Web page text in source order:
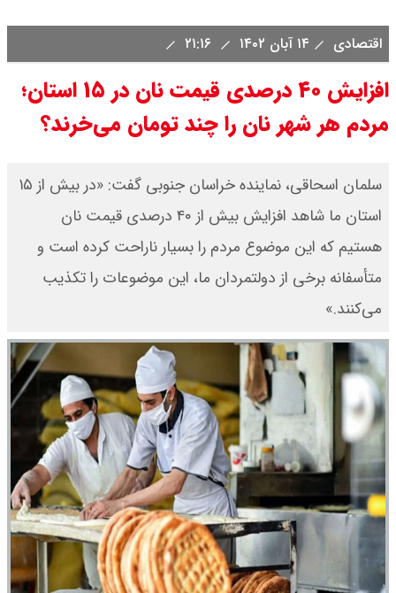
تشکیل نمی شود
ورزشگاه آزادی به نیم فصل اول لیگ
برتر می رسد ؟
سنتی جمهوری‌خواهان را از دست می
دهد؟
بنزین برای دولت چقدر تمام می شود؟
درصد افزایش می دهند
اقتصادی ۱۴ آبان ۱۴۰۲
افزایش ۴۰ درصدی قیمت نان در ۱۵ استان؛
مردم هر شهر نان را چند تومان می‌خرند؟
​سلمان اسحاقی، نماینده خراسان جنوبی گفت: «در بیش از ۱۵
استان ما شاهد افزایش بیش از ۴۰ درصدی قیمت نان
هستیم که این موضوع مردم را بسیار ناراحت کرده است و
متأسفانه برخی از دولتمردان ما، این موضوعات را تکذیب
می‌کنند.»